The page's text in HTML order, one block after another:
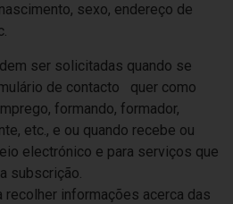
sexo, endereço de
ser solicitadas quando se
de contacto quer como
formando, formador,
etc., e ou quando recebe ou
electrónico e para serviços que
subscrição.
recolher informações acerca das